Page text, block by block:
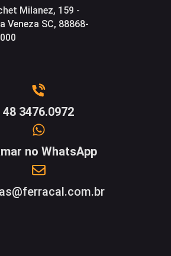
Milanez, 159 -
Veneza SC, 88868-
000
48 3476.0972
no WhatsApp